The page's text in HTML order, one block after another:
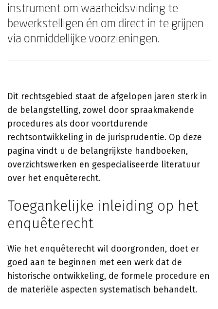
instrument om waarheidsvinding te
bewerkstelligen én om direct in te grijpen
via onmiddellijke voorzieningen.
Dit rechtsgebied staat de afgelopen jaren sterk in
de belangstelling, zowel door spraakmakende
procedures als door voortdurende
rechtsontwikkeling in de jurisprudentie. Op deze
pagina vindt u de belangrijkste handboeken,
overzichtswerken en gespecialiseerde literatuur
over het enquêterecht.
Toegankelijke inleiding op het
enquêterecht
Wie het enquêterecht wil doorgronden, doet er
goed aan te beginnen met een werk dat de
historische ontwikkeling, de formele procedure en
de materiële aspecten systematisch behandelt.